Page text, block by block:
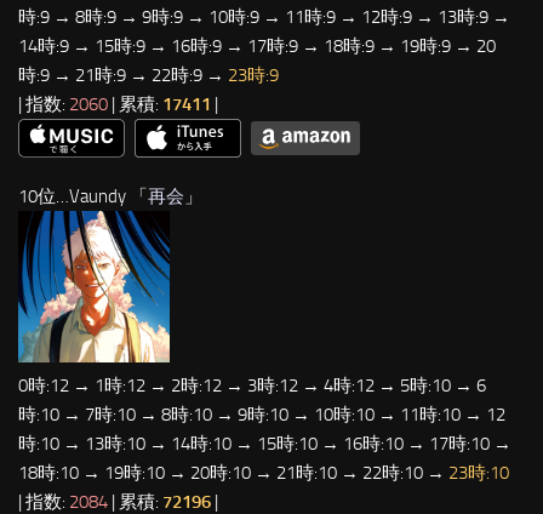
時:9 → 8時:9 → 9時:9 → 10時:9 → 11時:9 → 12時:9 → 13時:9 →
14時:9 → 15時:9 → 16時:9 → 17時:9 → 18時:9 → 19時:9 → 20
時:9 → 21時:9 → 22時:9 → 23時:9
| 指数: 2060 | 累積: 17411 |
10位…Vaundy 「再会 」
0時:12 → 1時:12 → 2時:12 → 3時:12 → 4時:12 → 5時:10 → 6
時:10 → 7時:10 → 8時:10 → 9時:10 → 10時:10 → 11時:10 → 12
時:10 → 13時:10 → 14時:10 → 15時:10 → 16時:10 → 17時:10 →
18時:10 → 19時:10 → 20時:10 → 21時:10 → 22時:10 → 23時:10
| 指数: 2084 | 累積: 72196 |